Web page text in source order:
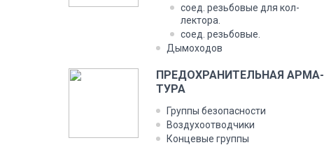
со­ед. резь­бо­вые для кол­
лекто­ра.
со­ед. резь­бо­вые.
Ды­мохо­дов
ПРЕ­ДОХ­РА­НИТЕЛЬ­НАЯ АР­МА­
ТУРА
Груп­пы бе­зопас­ности
Воз­ду­хо­от­водчи­ки
Кон­це­вые груп­пы